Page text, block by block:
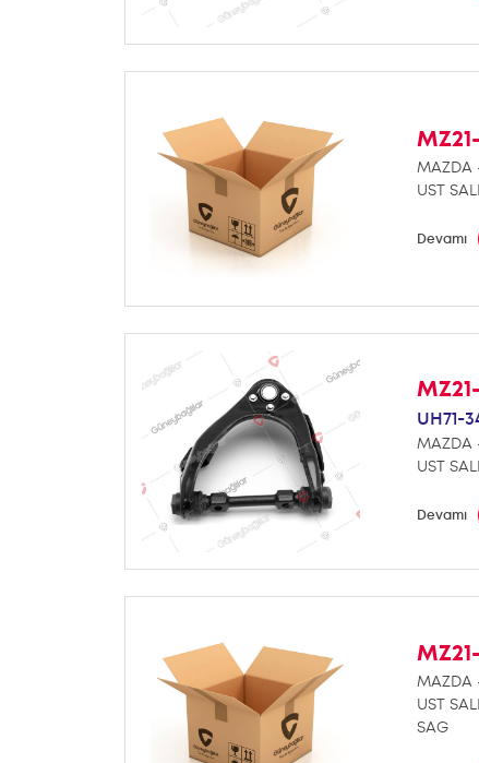
MAZDA
UST
Devamı
UH71-
MAZDA
UST
Devamı
MAZDA
UST
SAG